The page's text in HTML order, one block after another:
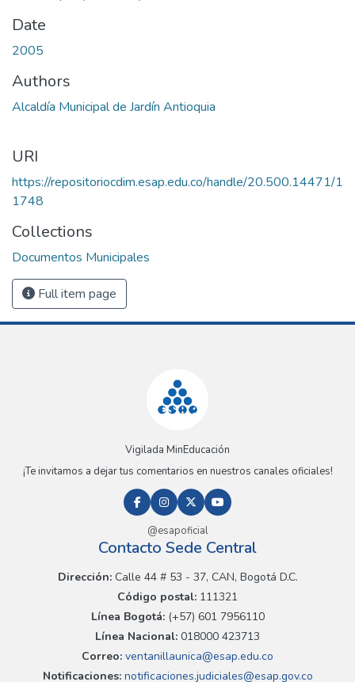
Date
2005
Authors
Alcaldía Municipal de Jardín Antioquia
URI
https://repositoriocdim.esap.edu.co/handle/20.500.14471/1
1748
Collections
Documentos Municipales
Full item page
Vigilada MinEducación
¡Te invitamos a dejar tus comentarios en nuestros canales oficiales!
@esapoficial
Contacto Sede Central
Dirección:Calle 44 # 53 - 37, CAN, Bogotá D.C.
Código postal: 111321
Línea Bogotá:(+57) 601 7956110
Línea Nacional: 018000 423713
Correo: ventanillaunica@esap.edu.co
Notificaciones:notificaciones.judiciales@esap.gov.co